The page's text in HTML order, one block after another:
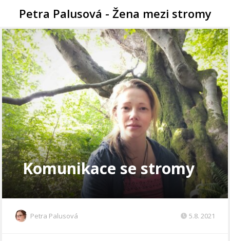
Petra Palusová - Žena mezi stromy
Komunikace se stromy
Petra Palusová 5.8. 2021